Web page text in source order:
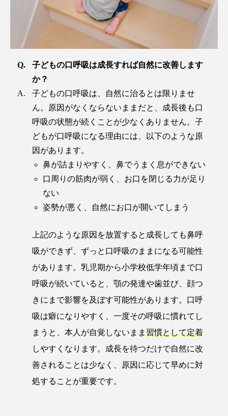
子どもの口呼吸は成長すれば自然に改善します
か？
子どもの口呼吸は、自然に治るとは限りませ
ん。原因がなくならないままだと、成長後も口
呼吸の状態が続くことが少なくありません。子
どもが口呼吸になる理由には、以下のような原
因があります。
鼻が詰まりやすく、鼻でうまく息ができない
口周りの筋肉が弱く、お口を閉じる力が足り
ない
姿勢が悪く、自然にお口が開いてしまう
上記のような原因を放置すると成長しても鼻呼
吸ができず、ずっと口呼吸のままになる可能性
があります。乳児期から小学校低学年頃まで口
呼吸が続いていると、顎の発達や歯並び、顔つ
きにまで影響を及ぼす可能性があります。口呼
吸は癖になりやすく、一度その呼吸に慣れてし
まうと、本人が自覚しないまま 習慣として定着
しやすくなります。成長を待つだけで自然に改
善されることは少なく、原因に応じて早めに対
処することが重要です。